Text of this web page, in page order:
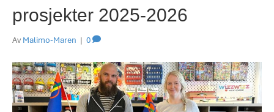
prosjekter 2025-2026
Av Malimo-Maren | 0